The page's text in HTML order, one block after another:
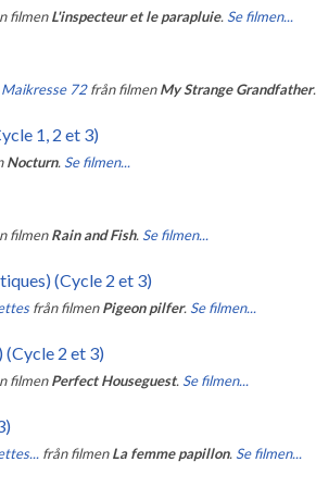
filmen L'inspecteur et le parapluie. Se filmen...
72 från filmen My Strange Grandfather.
1, 2 et 3)
Nocturn. Se filmen...
filmen Rain and Fish. Se filmen...
(Cycle 2 et 3)
från filmen Pigeon pilfer. Se filmen...
2 et 3)
filmen Perfect Houseguest. Se filmen...
från filmen La femme papillon. Se filmen...